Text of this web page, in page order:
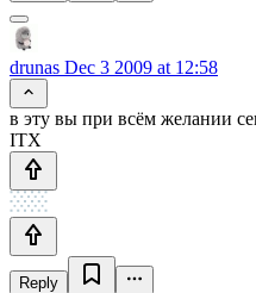
drunas Dec 3 2009 at 12:58
в эту вы при всём желании
ITX
Reply